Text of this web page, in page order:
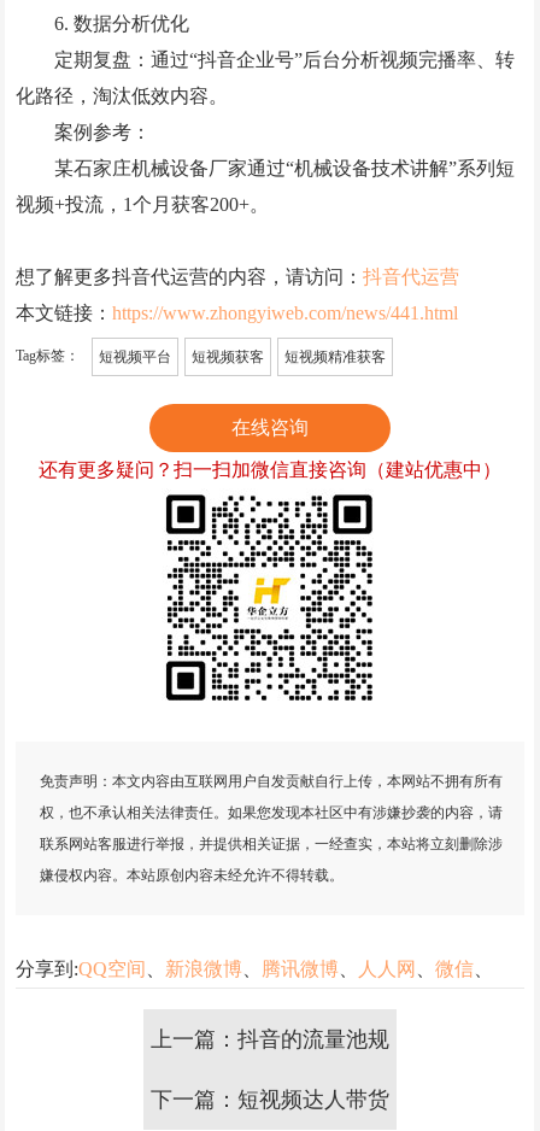
‌6. 数据分析优化‌
‌定期复盘‌：通过“抖音企业号”后台分析视频完播率、转
化路径，淘汰低效内容。
‌案例参考‌：
某石家庄机械设备厂家通过“机械设备技术讲解”系列短
视频+投流，1个月获客200+。
想了解更多抖音代运营的内容，请访问：抖音代运营
本文链接：https://www.zhongyiweb.com/news/441.html
Tag标签： 短视频平台 短视频获客 短视频精准获客
在线咨询
还有更多疑问？扫一扫加微信直接咨询（建站优惠中）
免责声明：本文内容由互联网用户自发贡献自行上传，本网站不拥有所有
权，也不承认相关法律责任。如果您发现本社区中有涉嫌抄袭的内容，请
联系网站客服进行举报，并提供相关证据，一经查实，本站将立刻删除涉
嫌侵权内容。本站原创内容未经允许不得转载。
分享到:QQ空间 新浪微博 腾讯微博 人人网 、微信
上一篇：抖音的流量池规
则及各流量池的数据门槛
下一篇：短视频达人带货